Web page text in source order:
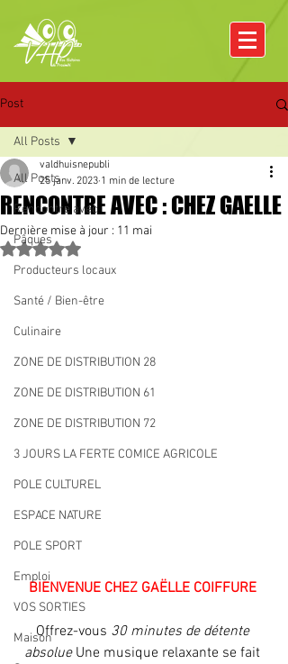
Post
All Posts
Rencontre avec
Pâques
Producteurs locaux
Santé / Bien-être
Culinaire
ZONE DE DISTRIBUTION 28
ZONE DE DISTRIBUTION 61
ZONE DE DISTRIBUTION 72
3 JOURS LA FERTE COMICE AGRICOLE
POLE CULTUREL
ESPACE NATURE
POLE SPORT
Emploi
VOS SORTIES
Maison
All Posts
RENCONTRE AVEC : CHEZ GAELLE
valdhuisnepubli
25 janv. 2023 1 min de lecture
Dernière mise à jour : 11 mai
Noté NaN étoiles sur 5.
BIENVENUE CHEZ GAËLLE COIFFURE
Offrez-vous 30 minutes de détente
absolue Une musique relaxante se fait